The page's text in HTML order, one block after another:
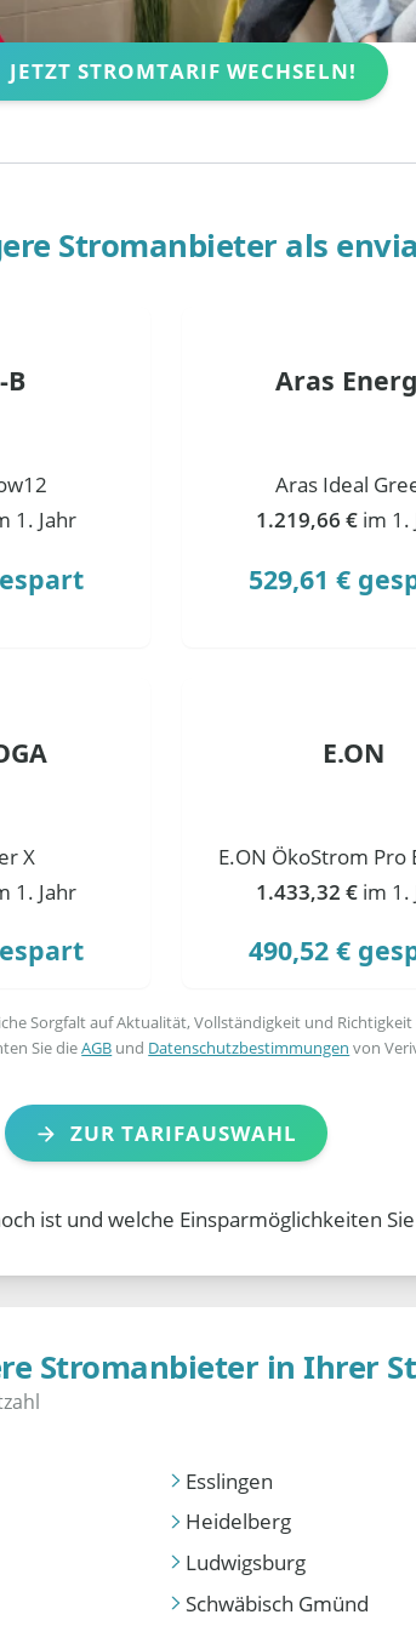
JETZT STROMTARIF WECHSELN!
Stromanbieter als
B
1. Jahr
Aras
Aras Ideal
1.219,66 € im 1.
529,61 €
X
1. Jahr
E.ON
E.ON ÖkoStrom Pro
1.433,32 € im 1.
490,52 €
Sorgfalt auf Aktualität, Vollständigkeit und
Sie dieAGB und Datenschutzbestimmungen von
ZUR TARIFAUSWAHL
ist und welche Einsparmöglichkeiten
Stromanbieter in Ihrer
Esslingen
Heidelberg
Ludwigsburg
Schwäbisch Gmünd